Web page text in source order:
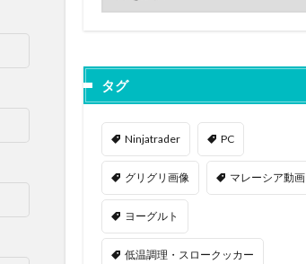
タグ
Ninjatrader PC
グリグリ画像 マレーシア動画
ヨーグルト
低温調理・スロークッカー